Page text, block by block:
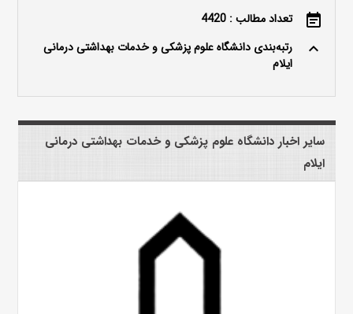
event_note تعداد مطالب : 4420
keyboard_arrow_up
رتبه‌بندی دانشگاه علوم پزشکی و خدمات بهداشتی درمانی
ایلام
سایر اخبار دانشگاه علوم پزشکی و خدمات بهداشتی درمانی
ایلام